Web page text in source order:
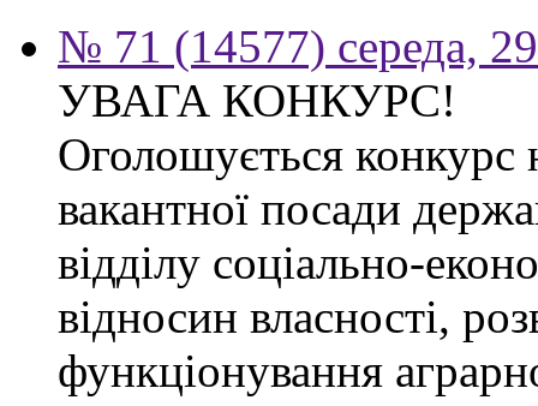
№ 71 (14577) середа,
УВАГА КОНКУРС!
Оголошується конкурс
вакантної посади
відділу соціально-
відносин власності,
функціонування